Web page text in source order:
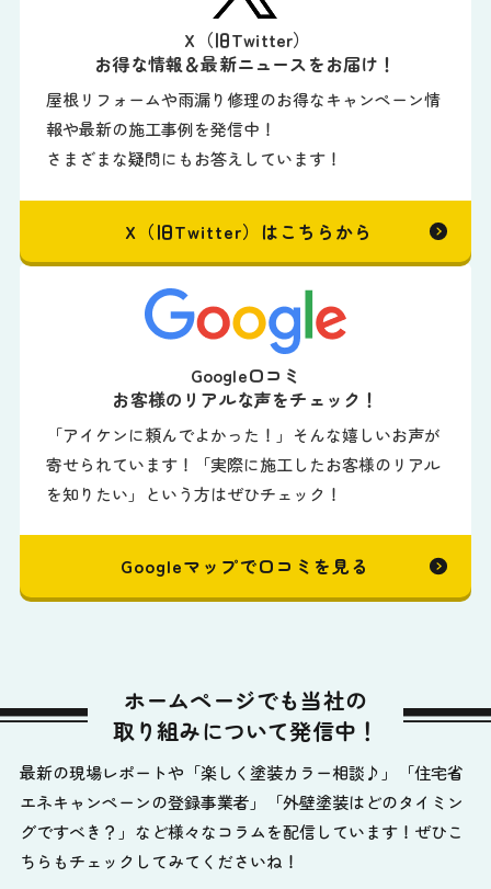
X（旧Twitter）
お得な情報＆最新ニュースをお届け！
屋根リフォームや雨漏り修理のお得なキャンペーン情
報や最新の施工事例を発信中！
さまざまな疑問にもお答えしています！
X（旧Twitter）はこちらから
Google口コミ
お客様のリアルな声をチェック！
「アイケンに頼んでよかった！」そんな嬉しいお声が
寄せられています！「実際に施工したお客様のリアル
を知りたい」という方はぜひチェック！
Googleマップで口コミを見る
ホームページでも当社の
取り組みについて発信中！
最新の現場レポートや「楽しく塗装カラー相談♪」「住宅省
エネキャンペーンの登録事業者」「外壁塗装はどのタイミン
グですべき？」など様々なコラムを配信しています！ぜひこ
ちらもチェックしてみてくださいね！